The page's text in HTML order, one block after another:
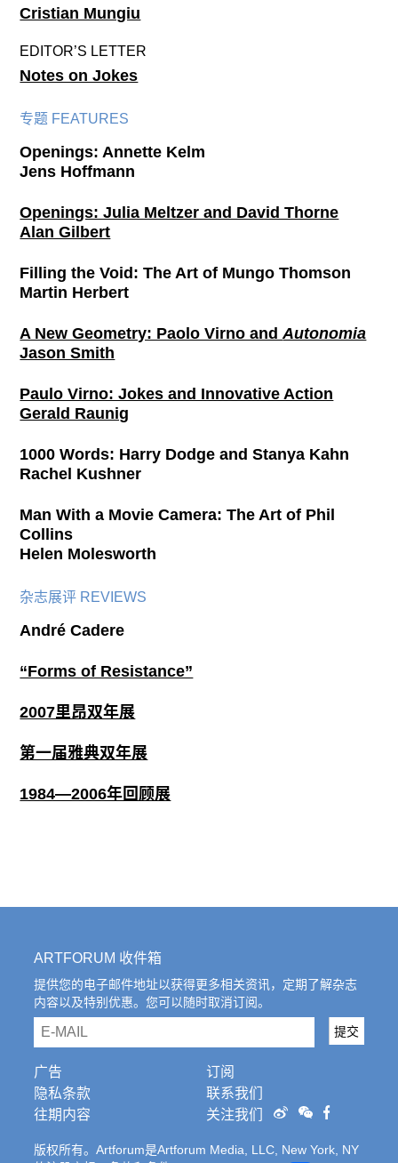
Cristian Mungiu
EDITOR’S LETTER
Notes on Jokes
专题 FEATURES
Openings: Annette Kelm
Jens Hoffmann
Openings: Julia Meltzer and David Thorne
Alan Gilbert
Filling the Void: The Art of Mungo Thomson
Martin Herbert
A New Geometry: Paolo Virno andAutonomia
Jason Smith
Paulo Virno: Jokes and Innovative Action
Gerald Raunig
1000 Words: Harry Dodge and Stanya Kahn
Rachel Kushner
Man With a Movie Camera: The Art of Phil
Collins
Helen Molesworth
杂志展评 REVIEWS
André Cadere
“Forms of Resistance”
2007里昂双年展
第一届雅典双年展
1984—2006年回顾展
ARTFORUM 收件箱
提供您的电子邮件地址以获得更多相关资讯，定期了解杂志
内容以及特别优惠。您可以随时取消订阅。
email 提交
广告
隐私条款
往期内容
订阅
联系我们
关注我们
版权所有。Artforum是Artforum Media, LLC, New York, NY